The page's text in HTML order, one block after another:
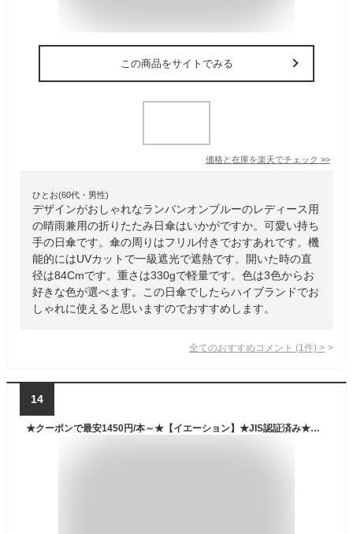
この商品をサイトでみる
価格と在庫を楽天でチェック >>
ひとお(60代・男性)
デザインがおしゃれなランバンオンブルーのレディース用
の晴雨兼用の折りたたみ日傘はいかがですか。可愛い持ち
手の日傘です。傘の周りはフリル付きでおすあれです。機
能的にはUVカットで一級遮光で遮熱です。開いた時の直
径は84Cmです。重さは330gで軽量です。色は3色からお
好きな色が選べます。この日傘でしたらハイブランドでお
しゃれに使えると思いますのでおすすめします。
全てのおすすめコメント (1 件) >
14
★クーポンで最安1450円/本～★【イエーション】★JIS認証済み★手のひらサイズ 日傘 五つ折り ミニ日傘 折りたたみ 完全遮光 超軽量 170g 折りたたみ傘 晴雨兼用傘 折り畳み傘 レディース 遮光率100％ 日焼け対策 遮蔽率100％ 遮熱 撥水 uvカット